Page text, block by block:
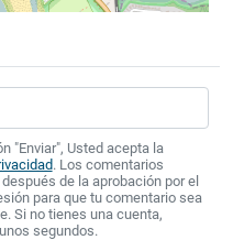
"Enviar", Usted acepta la
. Los comentarios
de la aprobación por el
para que tu comentario sea
Si no tienes una cuenta,
segundos.